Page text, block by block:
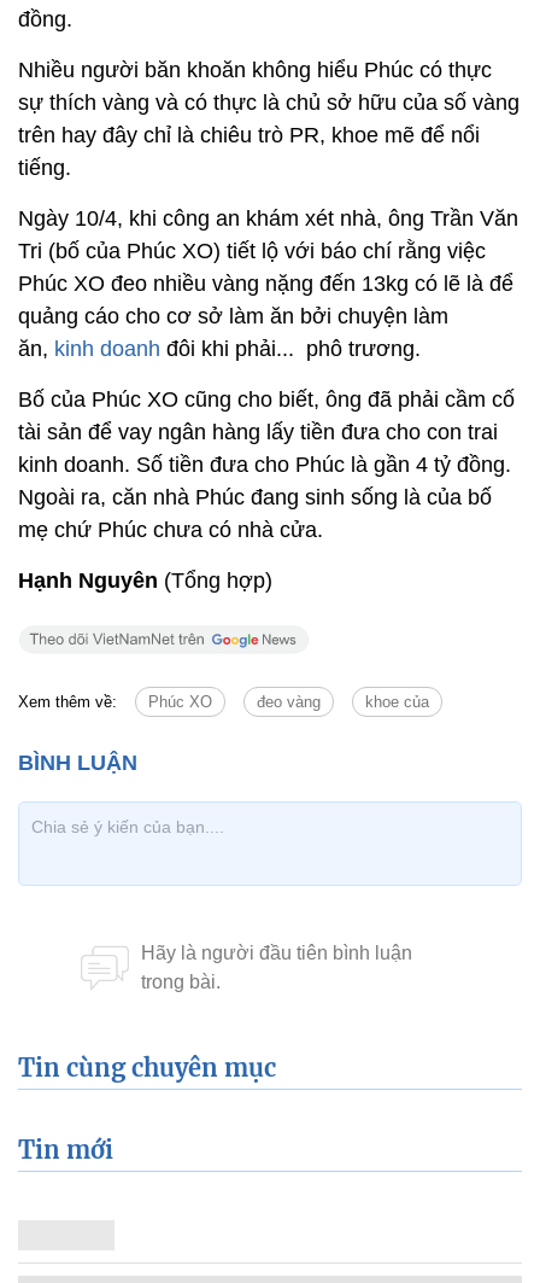
đồng.
Nhiều người băn khoăn không hiểu Phúc có thực
sự thích vàng và có thực là chủ sở hữu của số vàng
trên hay đây chỉ là chiêu trò PR, khoe mẽ để nổi
tiếng.
Ngày 10/4, khi công an khám xét nhà, ông Trần Văn
Tri (bố của Phúc XO) tiết lộ với báo chí rằng việc
Phúc XO đeo nhiều vàng nặng đến 13kg có lẽ là để
quảng cáo cho cơ sở làm ăn bởi chuyện làm
ăn, kinh doanh đôi khi phải... phô trương.
Bố của Phúc XO cũng cho biết, ông đã phải cầm cố
tài sản để vay ngân hàng lấy tiền đưa cho con trai
kinh doanh. Số tiền đưa cho Phúc là gần 4 tỷ đồng.
Ngoài ra, căn nhà Phúc đang sinh sống là của bố
mẹ chứ Phúc chưa có nhà cửa.
Hạnh Nguyên (Tổng hợp)
Xem thêm về: Phúc XO đeo vàng khoe của
Tin cùng chuyên mục
Tin mới